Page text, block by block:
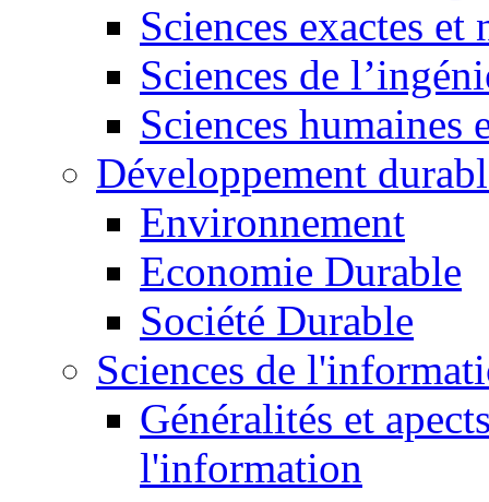
Sciences exactes et
Sciences de
Sciences humaines
Développement
Environnement
Economie Durable
Société Durable
Sciences de
Généralités et
l'information